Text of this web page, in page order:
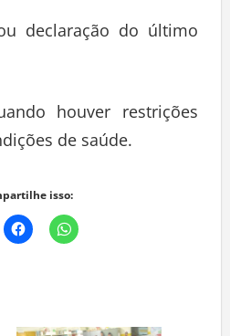
declaração do último
houver restrições
de saúde.
isso: